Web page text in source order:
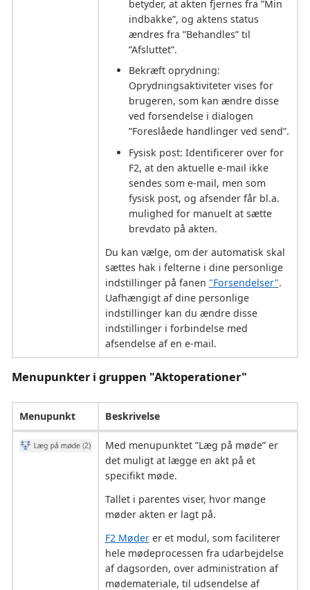
betyder, at akten fjernes fra ”Min
indbakke”, og aktens status
ændres fra ”Behandles” til
”Afsluttet”.
Bekræft oprydning:
Oprydningsaktiviteter vises for
brugeren, som kan ændre disse
ved forsendelse i dialogen
”Foreslåede handlinger ved send”.
Fysisk post: Identificerer over for
F2, at den aktuelle e-mail ikke
sendes som e-mail, men som
fysisk post, og afsender får bl.a.
mulighed for manuelt at sætte
brevdato på akten.
Du kan vælge, om der automatisk skal
sættes hak i felterne i dine personlige
indstillinger på fanen "Forsendelser".
Uafhængigt af dine personlige
indstillinger kan du ændre disse
indstillinger i forbindelse med
afsendelse af en e-mail.
Menupunkter i gruppen "Aktoperationer"
Menupunkt Beskrivelse
Med menupunktet ”Læg på møde” er
det muligt at lægge en akt på et
specifikt møde.
Tallet i parentes viser, hvor mange
møder akten er lagt på.
F2 Møderer et modul, som faciliterer
hele mødeprocessen fra udarbejdelse
af dagsorden, over administration af
mødemateriale, til udsendelse af